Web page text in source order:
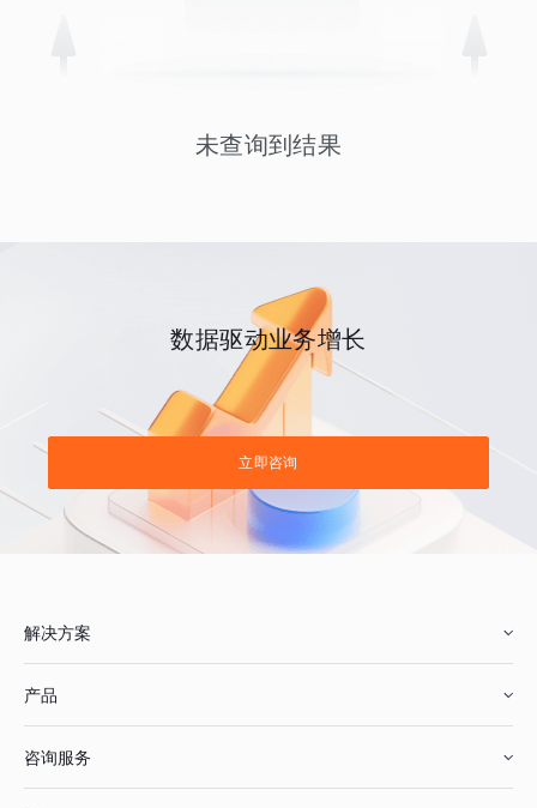
未查询到结果
数据驱动业务增长
立即咨询
解决方案
产品
咨询服务